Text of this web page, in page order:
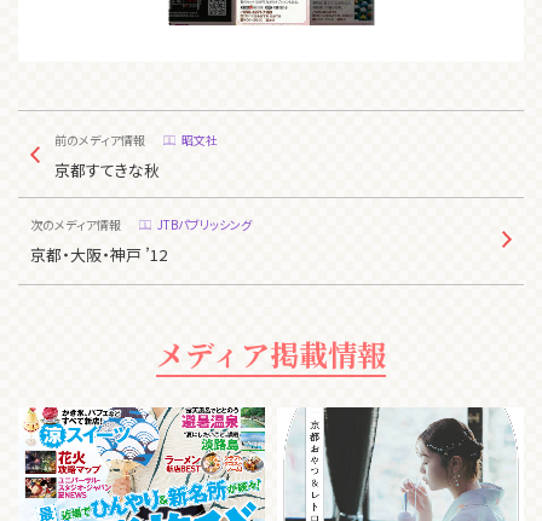
前のメディア情報 昭文社
京都すてきな秋
次のメディア情報 JTBパブリッシング
京都・大阪・神戸 ’12
メディア掲載情報